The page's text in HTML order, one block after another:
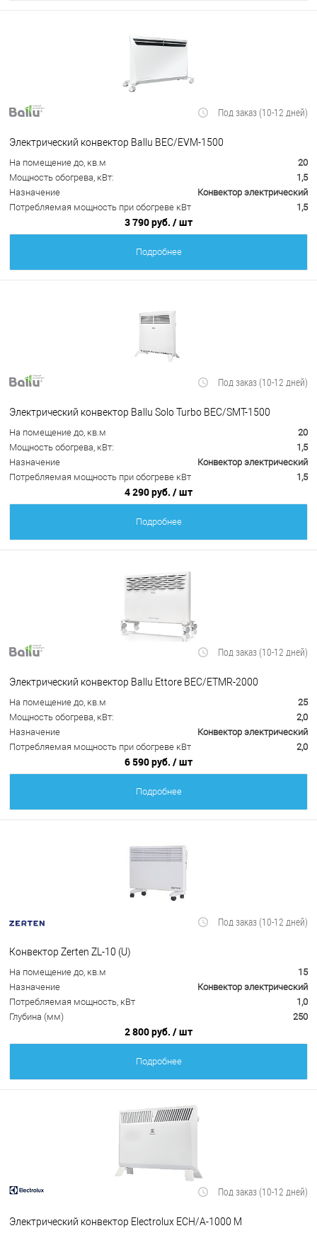
Под заказ (10-12 дней)
Электрический конвектор Ballu BEC/EVM-1500
На помещение до, кв.м
20
Мощность обогрева, кВт:
1,5
Назначение
Конвектор электрический
Потребляемая мощность при обогреве кВт
1,5
3 790 руб. / шт
Подробнее
Под заказ (10-12 дней)
Электрический конвектор Ballu Solo Turbo BEC/SMT-1500
На помещение до, кв.м
20
Мощность обогрева, кВт:
1,5
Назначение
Конвектор электрический
Потребляемая мощность при обогреве кВт
1,5
4 290 руб. / шт
Подробнее
Под заказ (10-12 дней)
Электрический конвектор Ballu Ettore BEC/ETMR-2000
На помещение до, кв.м
25
Мощность обогрева, кВт:
2,0
Назначение
Конвектор электрический
Потребляемая мощность при обогреве кВт
2,0
6 590 руб. / шт
Подробнее
Под заказ (10-12 дней)
Конвектор Zerten ZL-10 (U)
На помещение до, кв.м
15
Назначение
Конвектор электрический
Потребляемая мощность, кВт
1,0
Глубина (мм)
250
2 800 руб. / шт
Подробнее
Под заказ (10-12 дней)
Электрический конвектор Electrolux ECH/A-1000 M